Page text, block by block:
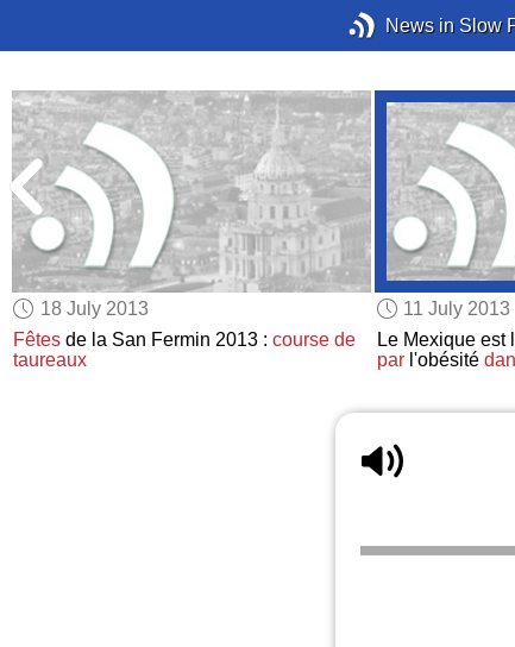
News in Slow
18 July 2013
Fêtes de la San Fermin 2013 :course de
taureaux
11 July 2013
Le Mexique est
parl'obésité